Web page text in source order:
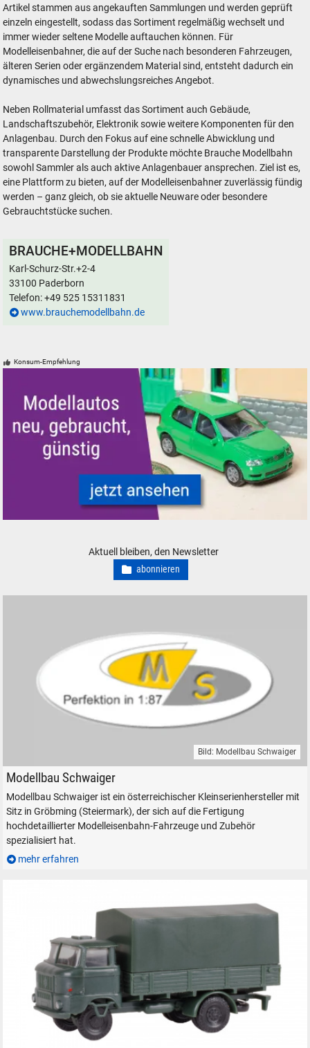
Artikel stammen aus angekauften Sammlungen und werden geprüft
einzeln eingestellt, sodass das Sortiment regelmäßig wechselt und
immer wieder seltene Modelle auftauchen können. Für
Modelleisenbahner, die auf der Suche nach besonderen Fahrzeugen,
älteren Serien oder ergänzendem Material sind, entsteht dadurch ein
dynamisches und abwechslungsreiches Angebot.
Neben Rollmaterial umfasst das Sortiment auch Gebäude,
Landschaftszubehör, Elektronik sowie weitere Komponenten für den
Anlagenbau. Durch den Fokus auf eine schnelle Abwicklung und
transparente Darstellung der Produkte möchte Brauche Modellbahn
sowohl Sammler als auch aktive Anlagenbauer ansprechen. Ziel ist es,
eine Plattform zu bieten, auf der Modelleisenbahner zuverlässig fündig
werden – ganz gleich, ob sie aktuelle Neuware oder besondere
Gebrauchtstücke suchen.
BRAUCHE+MODELLBAHN
Karl-Schurz-Str.+2-4
33100 Paderborn
Telefon: +49 525 15311831
www.brauchemodellbahn.de
Konsum-Empfehlung
Aktuell bleiben, den Newsletter
abonnieren
Modellbau Schwaiger Modelleisenbahn Modellbahn Österreich H0 1:87
Bild: Modellbau Schwaiger
Modellbau Schwaiger
Modellbau Schwaiger ist ein österreichischer Kleinserienhersteller mit
Sitz in Gröbming (Steiermark), der sich auf die Fertigung
hochdetaillierter Modelleisenbahn-Fahrzeuge und Zubehör
spezialisiert hat.
mehr erfahren